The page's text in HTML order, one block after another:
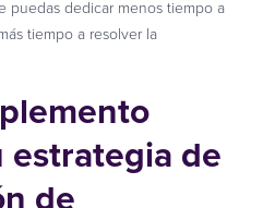
puedas dedicar menos tiempo a
tiempo a resolver la
de